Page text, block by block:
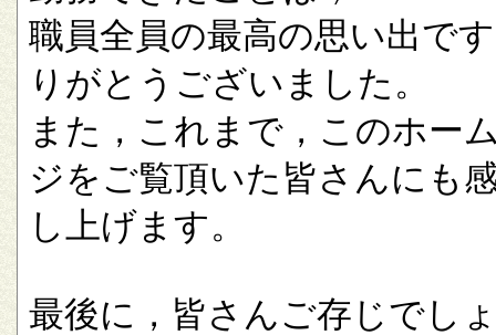
職員全員の最高の思い出で
りがとうございました。
また，これまで，このホー
ジをご覧頂いた皆さんにも
し上げます。
最後に，皆さんご存じでし